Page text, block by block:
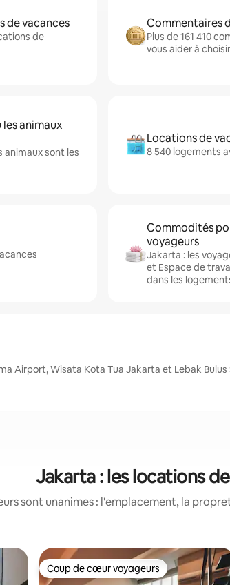
de vacances
de
Commentaires
Plus de 161 410
vous aider à choisir
animaux
animaux sont les
Locations de
8 540 logements
Commodités
voyageurs
Jakarta : les
et Espace de
dans les
Airport, Wisata Kota Tua Jakarta et Lebak
Jakarta : les locations
sont unanimes : l'emplacement, la
Coup de cœur voyageurs
Coup de cœur voyageurs